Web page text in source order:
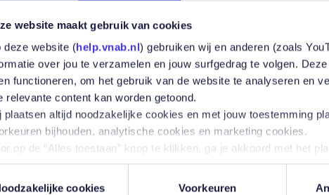
website maakt gebruik van cookies
deze website (help.vnab.nl) gebruiken wij en anderen (zoals
over jou te verzamelen en jouw surfgedrag te volgen.
functioneren, om het gebruik van de website te analyseren en
relevante content kan worden getoond.
plaatsen altijd noodzakelijke cookies en met jouw toestemming
bijhouden, analytische cookies en marketing cookies.
op de “Alles toestaan” knop te klikken, ga je akkoord met het
voor de daarmee verband houdende verwerking van
of het delen van gegevens met derden.
cookies
Voorkeuren
partij